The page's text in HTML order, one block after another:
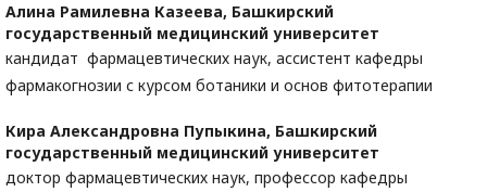
Алина Рамилевна Казеева, Башкирский
государственный медицинский университет
кандидат фармацевтических наук, ассистент кафедры
фармакогнозии с курсом ботаники и основ фитотерапии
Кира Александровна Пупыкина, Башкирский
государственный медицинский университет
доктор фармацевтических наук, профессор кафедры